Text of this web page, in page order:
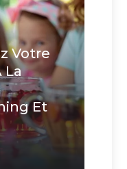
Votre
La
Et